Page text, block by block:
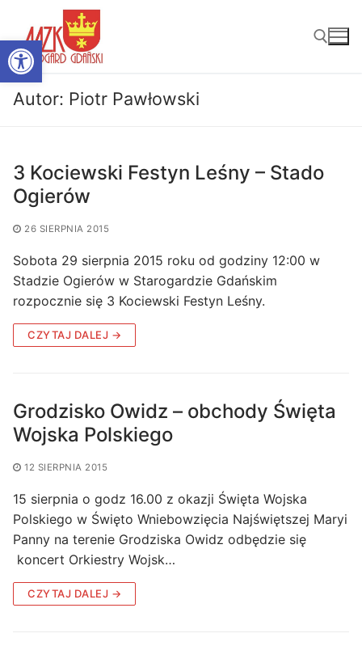
Otwórz pasek narzędzi
treści
Szukaj:
Autor: Piotr Pawłowski
3 Kociewski Festyn Leśny – Stado
Ogierów
26 SIERPNIA 2015
Sobota 29 sierpnia 2015 roku od godziny 12:00 w
Stadzie Ogierów w Starogardzie Gdańskim
rozpocznie się 3 Kociewski Festyn Leśny.
CZYTAJ DALEJ →
Grodzisko Owidz – obchody Święta
Wojska Polskiego
12 SIERPNIA 2015
15 sierpnia o godz 16.00 z okazji Święta Wojska
Polskiego w Święto Wniebowzięcia Najświętszej Maryi
Panny na terenie Grodziska Owidz odbędzie się
koncert Orkiestry Wojsk…
CZYTAJ DALEJ →